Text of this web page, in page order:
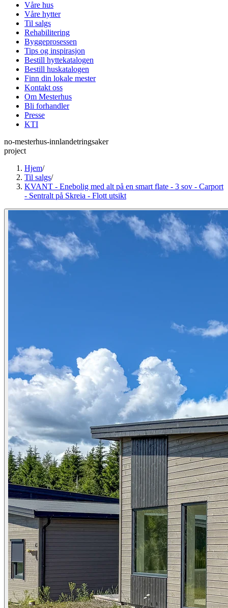
Våre hus
Våre hytter
Til salgs
Rehabilitering
Byggeprosessen
Tips og inspirasjon
Bestill hyttekatalogen
Bestill huskatalogen
Finn din lokale mester
Kontakt oss
Om Mesterhus
Bli forhandler
Presse
KTI
no-mesterhus-innlandetringsaker
project
Hjem/
Til salgs/
KVANT - Enebolig med alt på en smart flate - 3 sov - Carport
- Sentralt på Skreia - Flott utsikt